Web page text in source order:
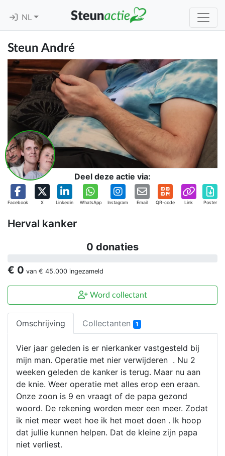
NL
Steun André
Deel deze actie via:
Facebook X Linkedin WhatsApp Instagram Email QR-code Link Poster
Herval kanker
0 donaties
€ 0 van € 45.000 ingezameld
Word collectant
Omschrijving Collectanten 1
Vier jaar geleden is er nierkanker vastgesteld bij
mijn man. Operatie met nier verwijderen . Nu 2
weeken geleden de kanker is terug. Maar nu aan
de knie. Weer operatie met alles erop een eraan.
Onze zoon is 9 en vraagt of de papa gezond
woord. De rekening worden meer een meer. Zodat
ik niet meer weet hoe ik het moet doen . Ik hoop
dat jullie kunnen helpen. Dat de kleine zijn papa
niet verliest.